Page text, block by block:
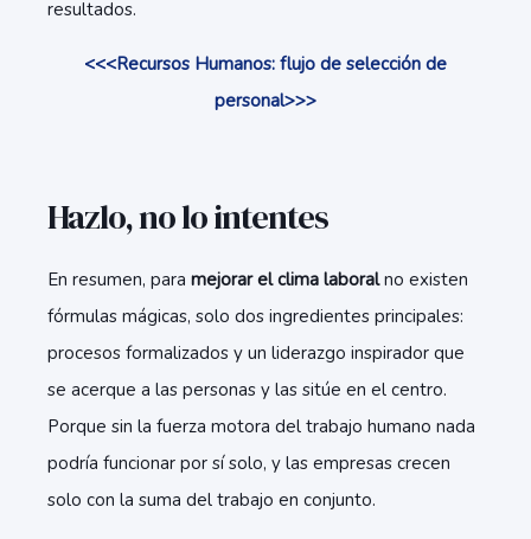
resultados.
<<<Recursos Humanos: flujo de selección de
personal>>>
Hazlo, no lo intentes
En resumen, para mejorar el clima laboralno existen
fórmulas mágicas, solo dos ingredientes principales:
procesos formalizados y un liderazgo inspirador que
se acerque a las personas y las sitúe en el centro.
Porque sin la fuerza motora del trabajo humano nada
podría funcionar por sí solo, y las empresas crecen
solo con la suma del trabajo en conjunto.